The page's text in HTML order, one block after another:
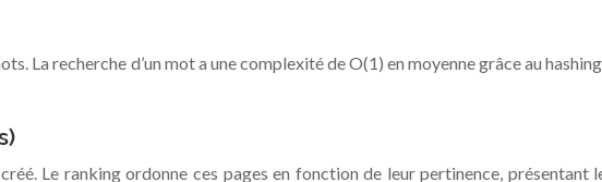
La recherche d’un mot a une complexité de O(1) en moyenne grâce au
Le ranking ordonne ces pages en fonction de leur pertinence, présentant